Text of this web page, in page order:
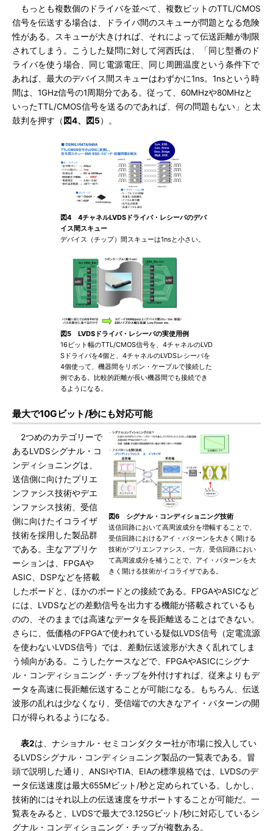
もっとも複数個のドライバを並べて、複数ビットのTTL/CMOS
信号を伝送する場合は、ドライバ間のスキューが問題となる危険
性がある。スキューが大きければ、それによって伝送距離が制限
されてしまう。こうした疑問に対して河西氏は、「同じ型番のド
ライバを使う場合、同じ電源電圧、同じ周囲温度という条件下で
あれば、最大のデバイス間スキューはわずかに1ns。1nsという時
間は、1GHz信号の1周期分である。従って、60MHzや80MHzと
いったTTL/CMOS信号を送るのであれば、何の問題もない」と太
鼓判を押す（ 図4、図5）。
図4 4チャネルLVDSドライバ・レシーバのデバ
イス間スキュー
デバイス（チップ）間スキューは1nsと小さい。
図5 LVDSドライバ・レシーバの実使用例
16ビット幅のTTL/CMOS信号を、4チャネルのLVD
Sドライバを4個と、4チャネルのLVDSレシーバを
4個使って、機器間をリボン・ケーブルで接続した
例である。比較的距離が長い機器間でも接続でき
るようになる。
最大で10Gビット/秒にも対応可能
図6 シグナル・コンディショニング技術
送信回路において高周波成分を増幅することで、
受信回路におけるアイ・パターンを大きく開ける
技術がプリエンファシス。一方、受信回路におい
て高周波成分を補うことで、アイ・パターンを大
きく開ける技術がイコライザである。
2つめのカテゴリーで
あるLVDSシグナル・コ
ンディショニングは、
送信側に向けたプリエ
ンファシス技術やデエ
ンファシス技術、受信
側に向けたイコライザ
技術を採用した製品群
である。主なアプリケ
ーションは、FPGAや
ASIC、DSPなどを搭載
したボードと、ほかのボードとの接続である。FPGAやASICなど
には、LVDSなどの差動信号を出力する機能が搭載されているも
のの、そのままでは高速なデータを長距離送ることはできない。
さらに、低価格のFPGAで使われている疑似LVDS信号（定電流源
を使わないLVDS信号）では、差動伝送波形が大きく乱れてしま
う傾向がある。こうしたケースなどで、FPGAやASICにシグナ
ル・コンディショニング・チップを外付けすれば、従来よりもデ
ータを高速に長距離伝送することが可能になる。もちろん、伝送
波形の乱れは少なくなり、受信端での大きなアイ・パターンの開
口が得られるようになる。
表2は、ナショナル・セミコンダクター社が市場に投入してい
るLVDSシグナル・コンディショニング製品の一覧表である。冒
頭で説明した通り、ANSIやTIA、EIAの標準規格では、LVDSのデ
ータ伝送速度は最大655Mビット/秒と定められている。しかし、
技術的にはそれ以上の伝送速度をサポートすることが可能だ。一
覧表をみると、LVDSで最大で3.125Gビット/秒に対応しているシ
グナル・コンディショニング・チップが複数ある。